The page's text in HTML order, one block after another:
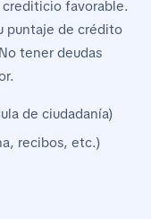
favorable.
puntaje de crédito
tener deudas
de ciudadanía)
recibos, etc.)